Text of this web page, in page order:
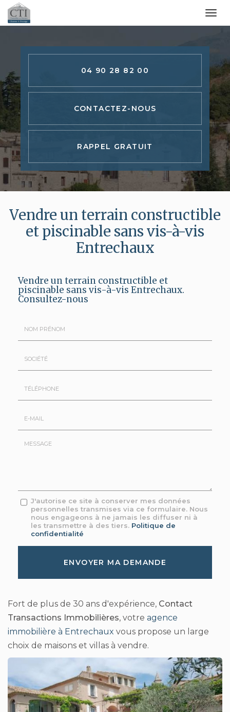
principal
04 90 28 82 00
CONTACTEZ- NOUS
RAPPEL GRATUIT
Vendre un terrain constructible
et piscinable sans vis-à-vis
Entrechaux
Vendre un terrain constructible et
piscinable sans vis-à-vis Entrechaux.
Consultez-nous
Message
J'autorise ce site à conserver mes données
personnelles transmises via ce formulaire. Nous
nous engageons à ne jamais les diffuser ni à
les transmettre à des tiers. Politique de
confidentialité
Acceptation
ENVOYER MA DEMANDE
Fort de plus de 30 ans d'expérience, Contact
Transactions Immobilières, votre agence
immobilière à Entrechaux vous propose un large
choix de maisons et villas à vendre.